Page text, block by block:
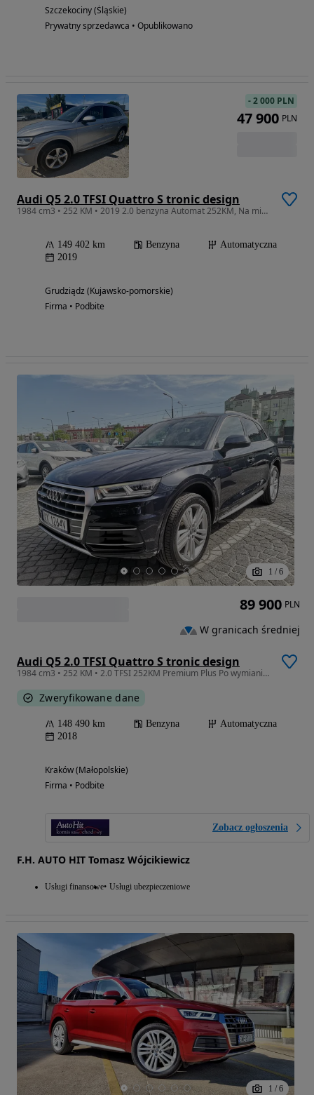
Szczekociny (Śląskie)
Prywatny sprzedawca • Opublikowano
Audi Q5 2.0 TFSI Quattro S tronic design
1984 cm3 • 252 KM • 2019 2.0 benzyna Automat 252KM, Na miejscu.
149 402 km Benzyna
Automatyczna
2019
Grudziądz (Kujawsko-pomorskie)
Firma • Podbite
-2 000 PLN
47 900 PLN
1 / 6
Audi Q5 2.0 TFSI Quattro S tronic design
1984 cm3 • 252 KM • 2.0 TFSI 252KM Premium Plus Po wymianie rozrządu 100% Bezwypadkowy 2xo
Zweryfikowane dane
148 490 km Benzyna
Automatyczna
2018
Kraków (Małopolskie)
Firma • Podbite
Zobacz ogłoszenia
F.H. AUTO HIT Tomasz Wójcikiewicz
Usługi finansowe Usługi ubezpieczeniowe
89 900 PLN
W granicach średniej
1 / 6